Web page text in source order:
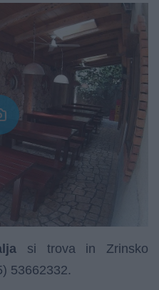
si trova in Zrinsko
53662332.